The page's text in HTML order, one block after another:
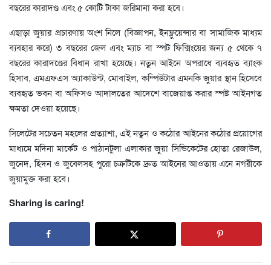
বছরের কারাদণ্ড এবং ৫ কোটি টাকা জরিমানা করা হবে।
এছাড়া জুয়ার প্রচারণায় অংশ নিলে (বিজ্ঞাপন, ইনফ্লুয়েন্সার বা সামাজিক মাধ্যম
ব্যবহার করে) ৩ বছরের জেল এবং ম্যাচ বা স্পট ফিক্সিংয়ের জন্য ৫ থেকে ৭
বছরের কারাদণ্ডের বিধান রাখা হয়েছে। নতুন আইনে অপরাধে ব্যবহৃত ব্যাংক
হিসাব, এমএফএস অ্যাকাউন্ট, মোবাইল, কম্পিউটার এমনকি জুয়ার স্থান হিসেবে
ব্যবহৃত ভবন বা অফিসও আদালতের আদেশে বাজেয়াপ্ত করার স্পষ্ট আইনগত
ক্ষমতা দেওয়া হয়েছে।
সিলেটের সচেতন মহলের প্রত্যাশা, এই নতুন ও কঠোর আইনের কঠোর প্রয়োগের
মাধ্যমে মদিনা মার্কেট ও পাঠানটুলা এলাকার জুয়া সিন্ডিকেটের হোতা রেজাউল,
জুনেদ, হিদন ও জুবেলসহ পুরো চক্রটিকে দ্রুত আইনের আওতায় এনে নগরীকে
জুয়ামুক্ত করা হবে।
Sharing is caring!